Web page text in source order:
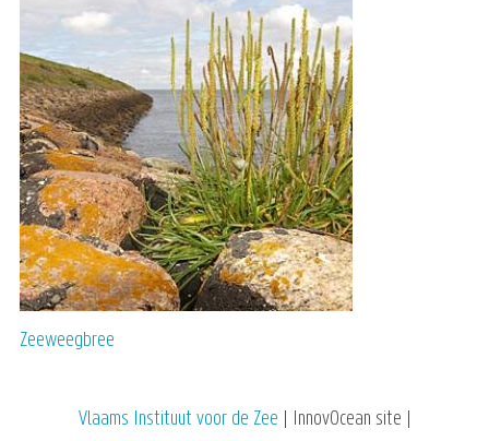
Zeeweegbree
Vlaams Instituut voor de Zee | InnovOcean site |